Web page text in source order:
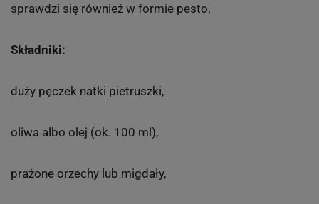
sprawdzi się również w formie pesto.
Składniki:
duży pęczek natki pietruszki,
oliwa albo olej (ok. 100 ml),
prażone orzechy lub migdały,